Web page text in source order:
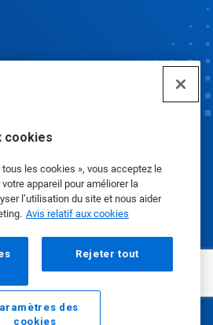
cookies
les cookies », vous acceptez le
appareil pour améliorer la
l’utilisation du site et nous aider
Avis relatif aux cookies
Rejeter tout
des
cookies
|Politique de confidentialité
d'utilisation